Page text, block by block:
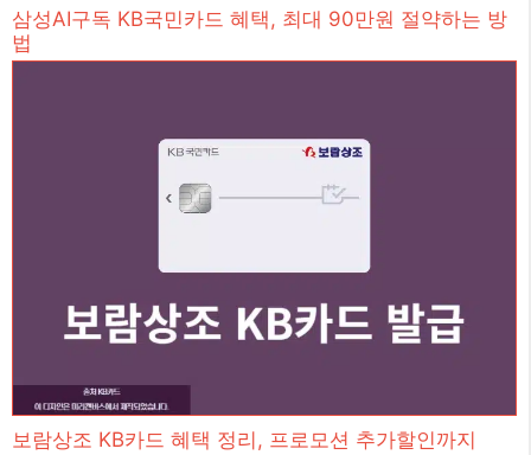
삼성AI구독 KB국민카드 혜택, 최대 90만원 절약하는 방
법
보람상조 KB카드 혜택 정리, 프로모션 추가할인까지